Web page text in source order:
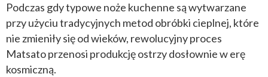
Podczas gdy typowe noże kuchenne są wytwarzane
przy użyciu tradycyjnych metod obróbki cieplnej, które
nie zmieniły się od wieków, rewolucyjny proces
Matsato przenosi produkcję ostrzy dosłownie w erę
kosmiczną.